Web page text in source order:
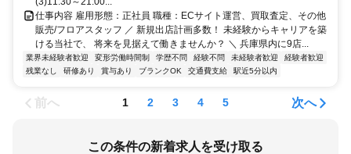
仕事内容 雇用形態：正社員 職種：ECサイト運営、買取査定、その他
販売/フロアスタッフ ／ 新規出店計画多数！ 未経験からキャリアを築
ける当社で、 将来を見据えて働きませんか？ ＼ 兵庫県内に9店...
業界未経験者歓迎 変形労働時間制 学歴不問 経験不問 未経験者歓迎
経験者歓迎
残業なし
研修あり 賞与あり ブランクOK 交通費支給 駅近5分以内
前へ 1 2 3 4 5 次へ
この条件の新着求人を受け取る